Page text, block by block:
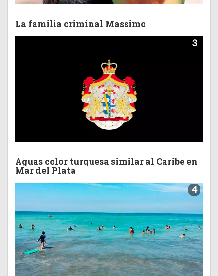
La familia criminal Massimo
3
Aguas color turquesa similar al Caribe en
Mar del Plata
4